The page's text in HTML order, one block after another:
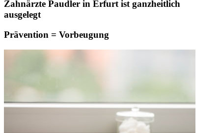
Zahnärzte Paudler in Erfurt ist ganzheitlich
ausgelegt
Prävention = Vorbeugung